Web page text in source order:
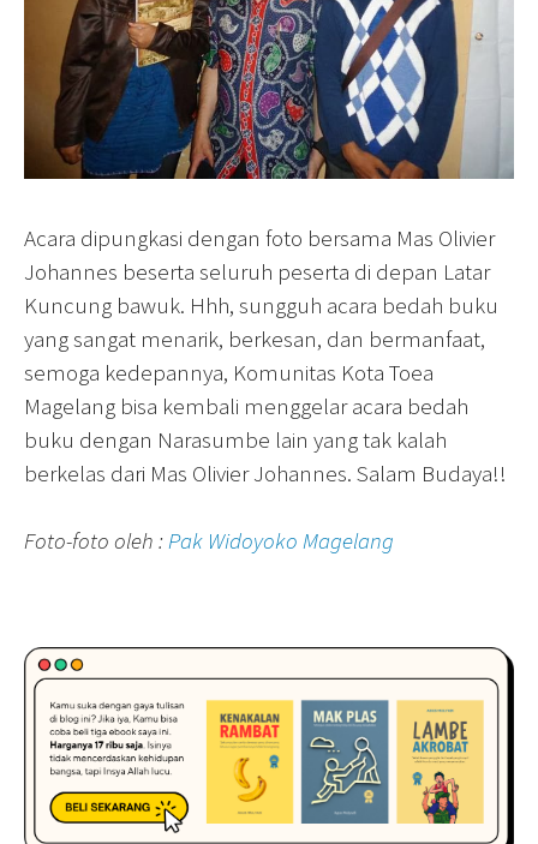
Acara dipungkasi dengan foto bersama Mas Olivier
Johannes beserta seluruh peserta di depan Latar
Kuncung bawuk. Hhh, sungguh acara bedah buku
yang sangat menarik, berkesan, dan bermanfaat,
semoga kedepannya, Komunitas Kota Toea
Magelang bisa kembali menggelar acara bedah
buku dengan Narasumbe lain yang tak kalah
berkelas dari Mas Olivier Johannes. Salam Budaya!!
Foto-foto oleh : Pak Widoyoko Magelang